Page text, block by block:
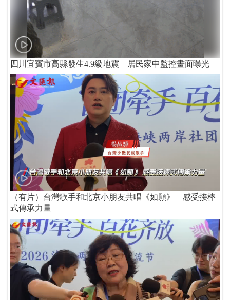
四川宜賓市高縣發生4.9級地震 居民家中監控畫面曝光
（有片）台灣歌手和北京小朋友共唱《如願》 感受接棒
式傳承力量